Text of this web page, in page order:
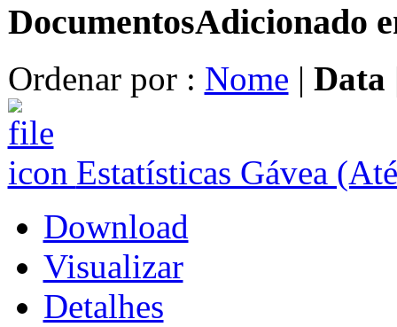
DocumentosAdicionado
Ordenar por : Nome | Data
Estatísticas Gávea
Download
Visualizar
Detalhes